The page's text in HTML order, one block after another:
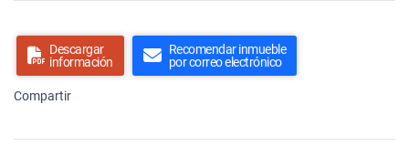
Descargar
información
Recomendar inmueble
por correo electrónico
Compartir